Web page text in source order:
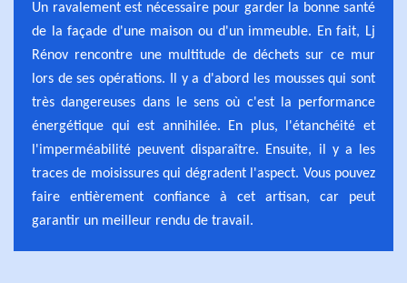
Un ravalement est nécessaire pour garder la bonne santé
de la façade d'une maison ou d'un immeuble. En fait, Lj
Rénov rencontre une multitude de déchets sur ce mur
lors de ses opérations. Il y a d'abord les mousses qui sont
très dangereuses dans le sens où c'est la performance
énergétique qui est annihilée. En plus, l'étanchéité et
l'imperméabilité peuvent disparaître. Ensuite, il y a les
traces de moisissures qui dégradent l'aspect. Vous pouvez
faire entièrement confiance à cet artisan, car peut
garantir un meilleur rendu de travail.